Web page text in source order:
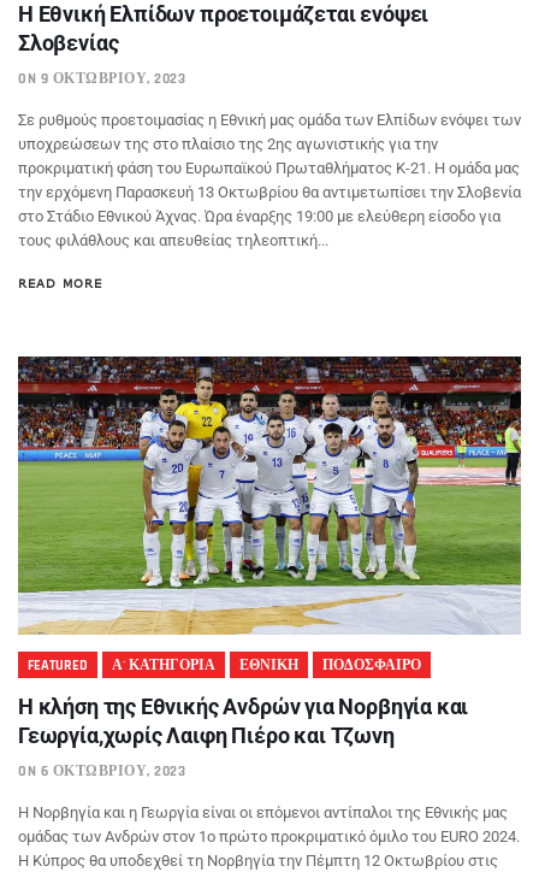
Η Εθνική Ελπίδων προετοιμάζεται ενόψει
Σλοβενίας
ON 9 ΟΚΤΩΒΡΊΟΥ, 2023
Σε ρυθμούς προετοιμασίας η Εθνική μας ομάδα των Ελπίδων ενόψει των
υποχρεώσεων της στο πλαίσιο της 2ης αγωνιστικής για την
προκριματική φάση του Ευρωπαϊκού Πρωταθλήματος Κ-21. Η ομάδα μας
την ερχόμενη Παρασκευή 13 Οκτωβρίου θα αντιμετωπίσει την Σλοβενία
στο Στάδιο Εθνικού Άχνας. Ώρα έναρξης 19:00 με ελεύθερη είσοδο για
τους φιλάθλους και απευθείας τηλεοπτική...
READ MORE
FEATURED Α' ΚΑΤΗΓΟΡΙΑ ΕΘΝΙΚΗ ΠΟΔΟΣΦΑΙΡΟ
Η κλήση της Εθνικής Ανδρών για Νορβηγία και
Γεωργία,χωρίς Λαιφη Πιέρο και Τζωνη
ON 6 ΟΚΤΩΒΡΊΟΥ, 2023
Η Νορβηγία και η Γεωργία είναι οι επόμενοι αντίπαλοι της Εθνικής μας
ομάδας των Ανδρών στον 1ο πρώτο προκριματικό όμιλο του EURO 2024.
Η Κύπρος θα υποδεχθεί τη Νορβηγία την Πέμπτη 12 Οκτωβρίου στις